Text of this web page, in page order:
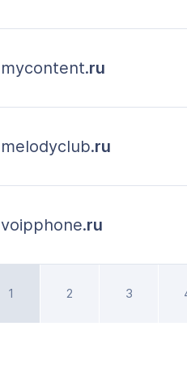
mycontent.ru
melodyclub.ru
voipphone.ru
1 2 3